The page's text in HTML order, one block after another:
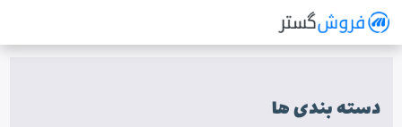
سیستم مدیریت فروش آنلاین
دسته بندی ها